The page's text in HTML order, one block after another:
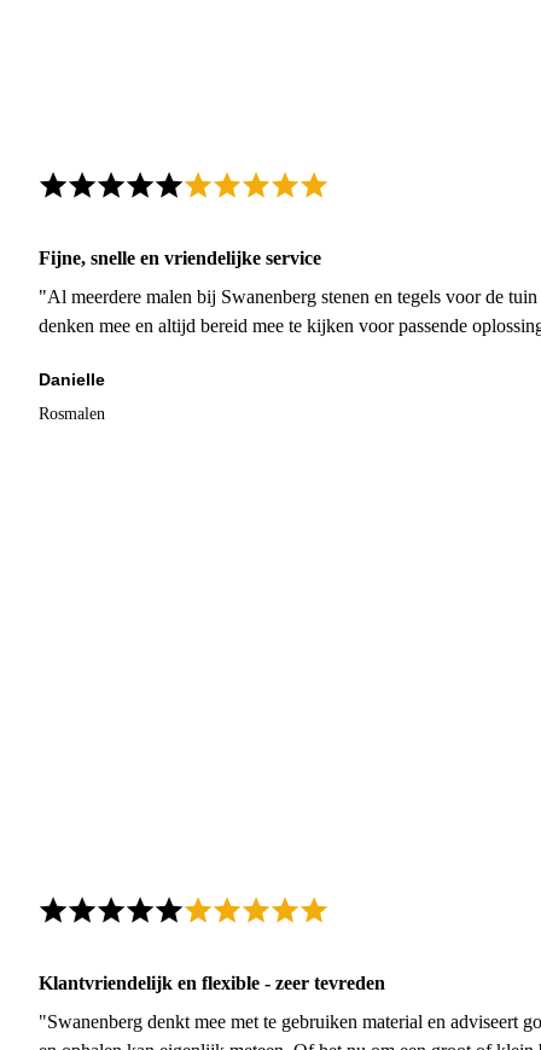
Fijne, snelle en vriendelijke service
"Al meerdere malen bij Swanenberg stenen en tegels voor de
denken mee en altijd bereid mee te kijken voor passende
Danielle
Rosmalen
Klantvriendelijk en flexible - zeer tevreden
"Swanenberg denkt mee met te gebruiken material en adviseert